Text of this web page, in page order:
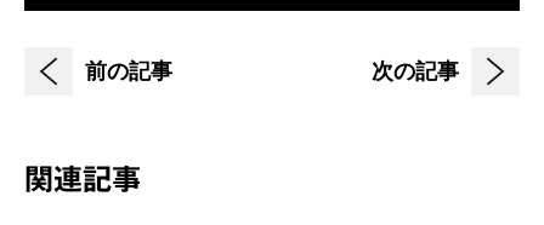
前の記事 次の記事
関連記事